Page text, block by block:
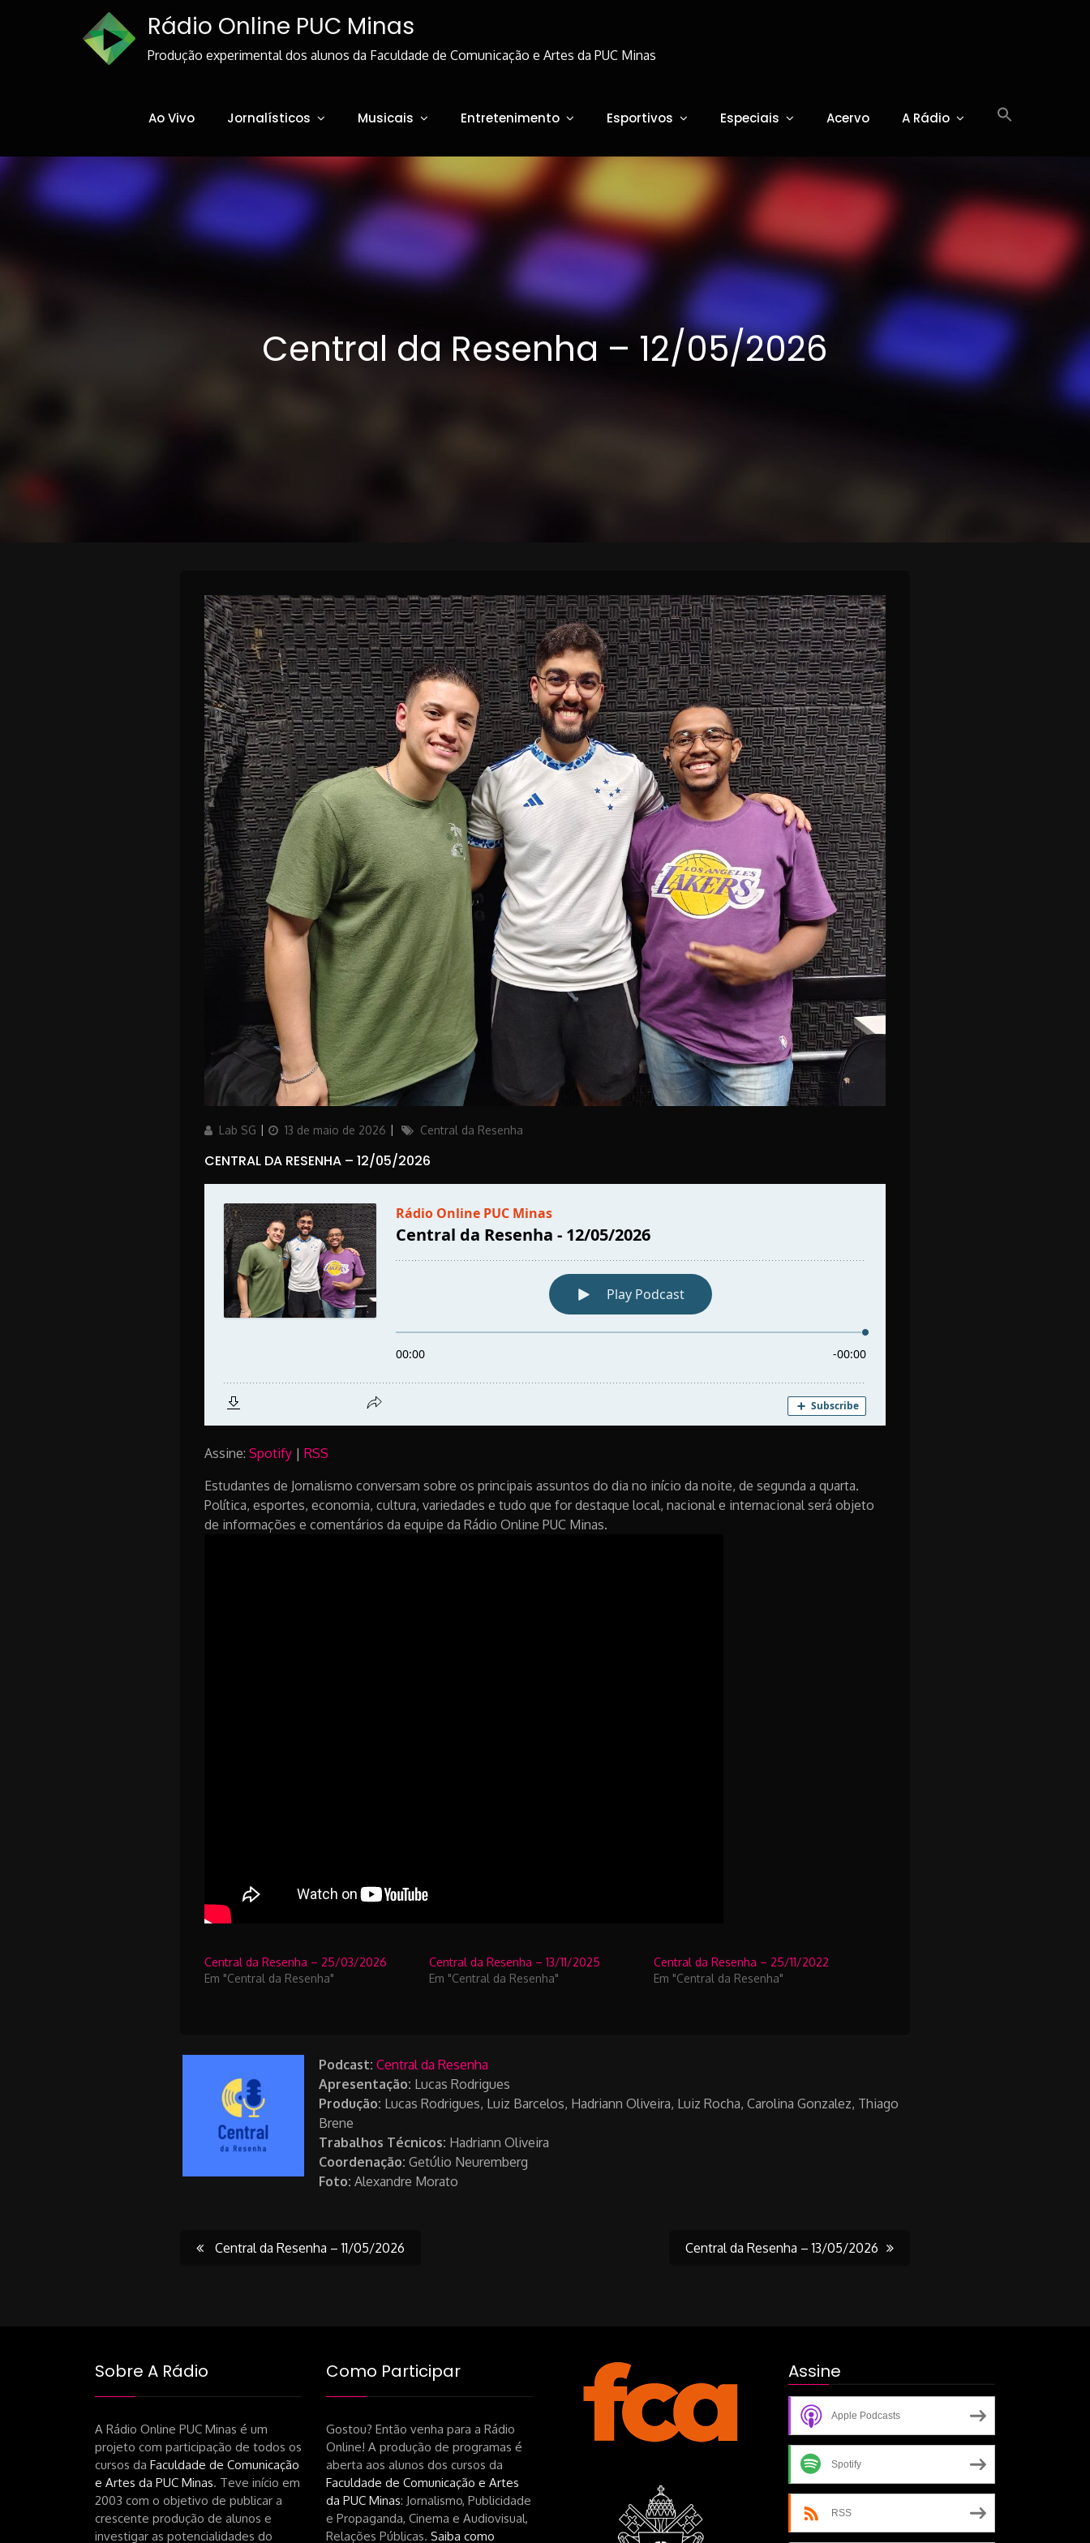
Rádio Online PUC Minas
Produção experimental dos alunos da Faculdade de Comunicação e Artes da PUC Minas
Ao Vivo Jornalísticos Musicais Entretenimento Esportivos Especiais Acervo A Rádio
Central da Resenha – 12/05/2026
AuthorLab SG
Updated
13 de maio de 2026 Categories
Central da Resenha
CENTRAL DA RESENHA – 12/05/2026
Assine: Spotify | RSS
Estudantes de Jornalismo conversam sobre os principais assuntos do dia no início da noite, de segunda a quarta.
Política, esportes, economia, cultura, variedades e tudo que for destaque local, nacional e internacional será objeto
de informações e comentários da equipe da Rádio Online PUC Minas.
Central da Resenha – 25/03/2026
Em "Central da Resenha"
Central da Resenha – 13/11/2025
Em "Central da Resenha"
Central da Resenha – 25/11/2022
Em "Central da Resenha"
Podcast: Central da Resenha
Apresentação: Lucas Rodrigues
Produção: Lucas Rodrigues, Luiz Barcelos, Hadriann Oliveira, Luiz Rocha, Carolina Gonzalez, Thiago
Brene
Trabalhos Técnicos: Hadriann Oliveira
Coordenação: Getúlio Neuremberg
Foto: Alexandre Morato
Post
Central da Resenha – 11/05/2026 Central da Resenha – 13/05/2026
Sobre A Rádio
A Rádio Online PUC Minas é um
projeto com participação de todos os
cursos da Faculdade de Comunicação
e Artes da PUC Minas. Teve início em
2003 com o objetivo de publicar a
crescente produção de alunos e
investigar as potencialidades do
Como Participar
Gostou? Então venha para a Rádio
Online! A produção de programas é
aberta aos alunos dos cursos da
Faculdade de Comunicação e Artes
da PUC Minas: Jornalismo, Publicidade
e Propaganda, Cinema e Audiovisual,
Relações Públicas. Saiba como
Assine
Apple Podcasts
Spotify
RSS